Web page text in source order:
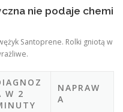
nie podaje chemi
Santoprene. Rolki gniotą w
W 2
NAPRAW
A